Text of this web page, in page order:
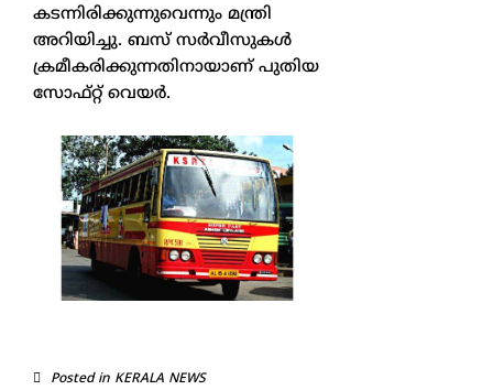
കടന്നിരിക്കുന്നുവെന്നും മന്ത്രി
അറിയിച്ചു. ബസ് സര്‍വീസുകള്‍
ക്രമീകരിക്കുന്നതിനായാണ് പുതിയ
സോഫ്റ്റ് വെയര്‍.
Posted in KERALA NEWS